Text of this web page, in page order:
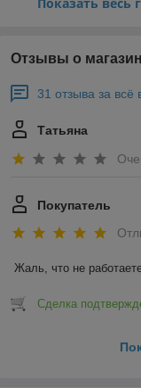
Показать весь
Отзывы о
31 отзыва за всё
Татьяна
Покупатель
Жаль, что не
Сделка